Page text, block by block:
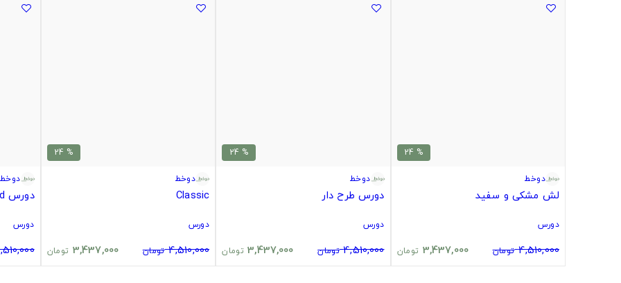
% 24
دوخط
لش مشکی و سفید
دورس
4,510,000 تومان 3,437,000 تومان
% 24
دوخط
دورس طرح دار
دورس
4,510,000 تومان 3,437,000 تومان
% 24
دوخط
Classic
دورس
4,510,000 تومان 3,437,000 تومان
دوخط
دورس radiohead
دورس